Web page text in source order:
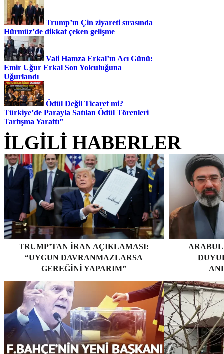
Trump’ın Çin ziyareti sırasında
Hürmüz’de dikkat çeken gelişme
Vali Hamza Erkal’ın Acı Günü:
Emir Uğur Erkal Son Yolculuğuna
Uğurlandı
Ödül Değil Ticaret mi?
Türkiye’de Parayla Satılan Ödül Törenleri
Tartışma Yarattı”
İLGİLİ HABERLER
TRUMP’TAN İRAN AÇIKLAMASI:
“UYGUN DAVRANMAZLARSA
GEREĞINI YAPARIM”